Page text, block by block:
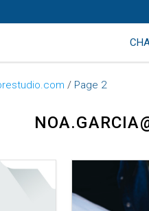
/ Page 2